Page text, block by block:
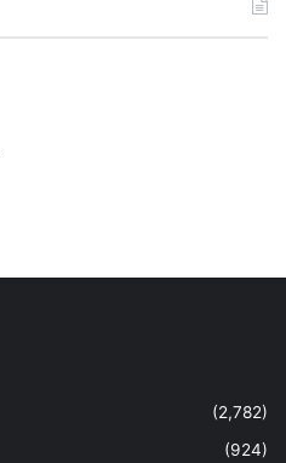
(2,782)
(924)